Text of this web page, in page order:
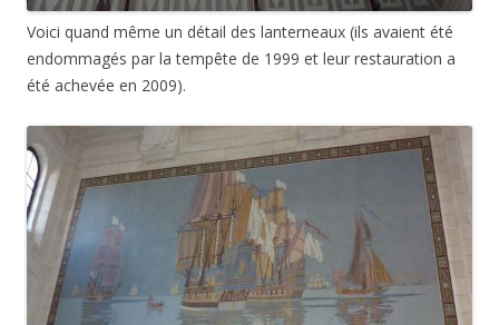
De chaque côté du grand hall de voyageurs se trouvent des
mosaïques exécutées par A. Biret, sur des cartons de
Godefroy. Voici celle à gauche quand on entre. Désolée pour
la déformation, mais impossible de se mettre dans l’axe pour
prendre la photographie. L’océan semble couvert de
bateaux…